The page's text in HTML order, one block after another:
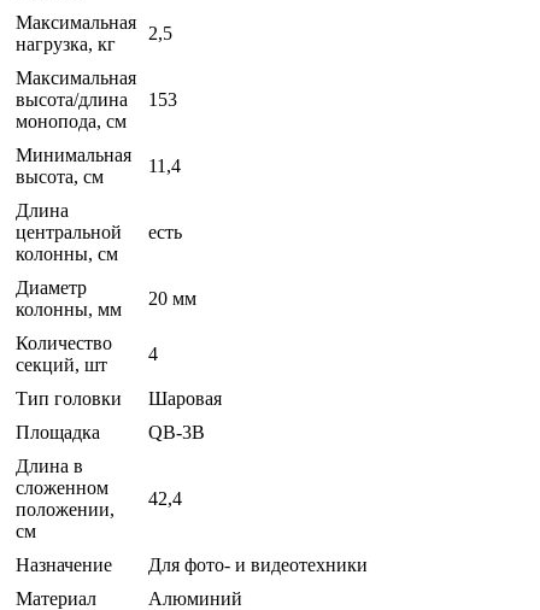
Максимальная
нагрузка, кг
2,5
Максимальная
высота/длина
монопода, см
153
Минимальная
высота, см
11,4
Длина
центральной
колонны, см
есть
Диаметр
колонны, мм
20 мм
Количество
секций, шт
4
Тип головки
Шаровая
Площадка
QB-3B
Длина в
сложенном
положении,
см
42,4
Назначение
Для фото- и видеотехники
Материал
Алюминий